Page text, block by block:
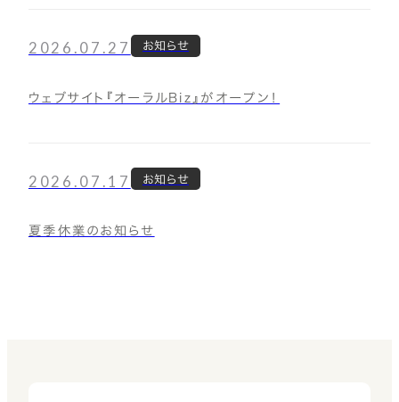
2026.07.27 お知らせ
ウェブサイト『オーラルBiz』がオープン！
2026.07.17 お知らせ
夏季休業のお知らせ